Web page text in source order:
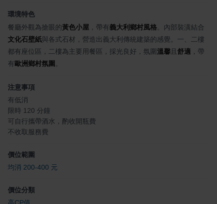
環境特色
餐廳外觀為搶眼的黃色小屋 ，帶有義大利鄉村風格 。內部裝潢結合
文化石壁紙與各式石材，營造出義大利傳統建築的感覺。一、二樓
都有座位區，二樓為主要用餐區，採光良好，氛圍溫馨 且 舒適 ，帶
有 歐洲鄉村氛圍
注意事項
有低消
限時 120 分鐘
可自行攜帶酒水，酌收開瓶費
不收取服務費
價位範圍
均消 200-400 元
價位分類